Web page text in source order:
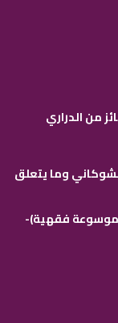
من الدراري
وما يتعلق
موسوعة فقهية)-